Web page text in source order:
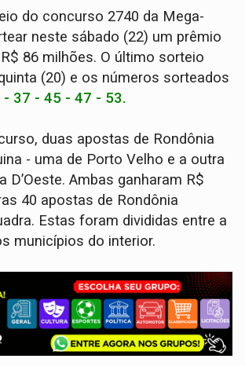
do concurso 2740 da Mega-
neste sábado (22) um prêmio
86 milhões. O último sorteio
(20) e os números sorteados
- 37 - 45 - 47 - 53.
duas apostas de Rondônia
- uma de Porto Velho e a outra
D’Oeste. Ambas ganharam R$
40 apostas de Rondônia
Estas foram divididas entre a
municípios do interior.